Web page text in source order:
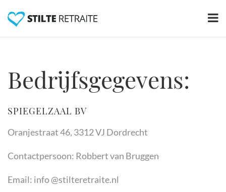
Bedrijfsgegevens:
SPIEGELZAAL BV
Oranjestraat 46, 3312 VJ Dordrecht
Contactpersoon: Robbert van Bruggen
Email: info @stilteretraite.nl